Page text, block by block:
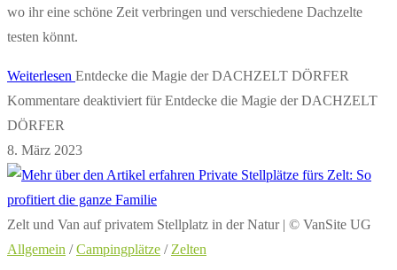
wo ihr eine schöne Zeit verbringen und verschiedene Dachzelte
testen könnt.
Weiterlesen Entdecke die Magie der DACHZELT DÖRFER
Kommentare deaktiviert für Entdecke die Magie der DACHZELT
DÖRFER
8. März 2023
Zelt und Van auf privatem Stellplatz in der Natur | © VanSite UG
Allgemein /Campingplätze / Zelten